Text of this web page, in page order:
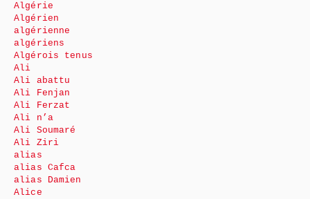
Algérie
Algérien
algérienne
algériens
Algérois tenus
Ali
Ali abattu
Ali Fenjan
Ali Ferzat
Ali n’a
Ali Soumaré
Ali Ziri
alias
alias Cafca
alias Damien
Alice